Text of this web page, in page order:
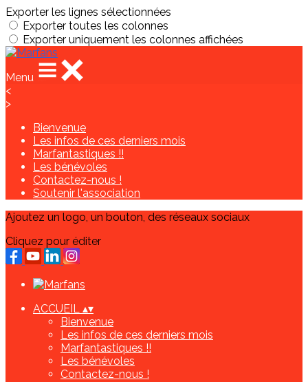
Exporter les lignes sélectionnées
Exporter toutes les colonnes
Exporter uniquement les colonnes affichées
Menu
<
>
Bienvenue
Les infos de ces derniers mois
Marfantastiques !!
Les bénévoles
Contactez-nous !
Soutenir l'association
Ajoutez un logo, un bouton, des réseaux sociaux
Cliquez pour éditer
ACCUEIL ▴▾
Bienvenue
Les infos de ces derniers mois
Marfantastiques !!
Les bénévoles
Contactez-nous !